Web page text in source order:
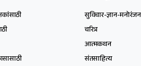
सुविचार-ज्ञान-मनोरंजन
चरित्र
आत्मकथन
संतसाहित्य